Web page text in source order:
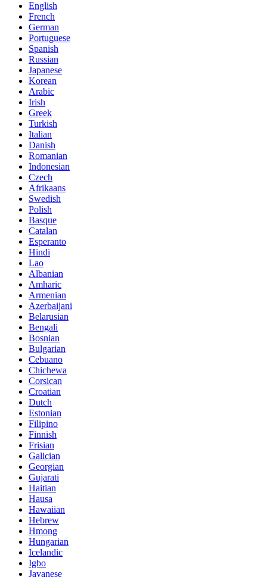
English
French
German
Portuguese
Spanish
Russian
Japanese
Korean
Arabic
Irish
Greek
Turkish
Italian
Danish
Romanian
Indonesian
Czech
Afrikaans
Swedish
Polish
Basque
Catalan
Esperanto
Hindi
Lao
Albanian
Amharic
Armenian
Azerbaijani
Belarusian
Bengali
Bosnian
Bulgarian
Cebuano
Chichewa
Corsican
Croatian
Dutch
Estonian
Filipino
Finnish
Frisian
Galician
Georgian
Gujarati
Haitian
Hausa
Hawaiian
Hebrew
Hmong
Hungarian
Icelandic
Igbo
Javanese